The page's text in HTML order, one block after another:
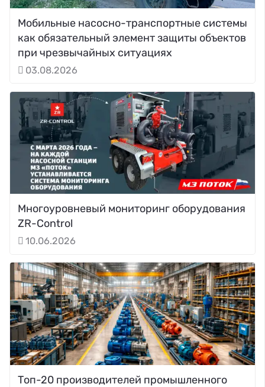
Мобильные насосно-транспортные системы
как обязательный элемент защиты объектов
при чрезвычайных ситуациях
03.08.2026
Многоуровневый мониторинг оборудования
ZR-Control
10.06.2026
Топ-20 производителей промышленного